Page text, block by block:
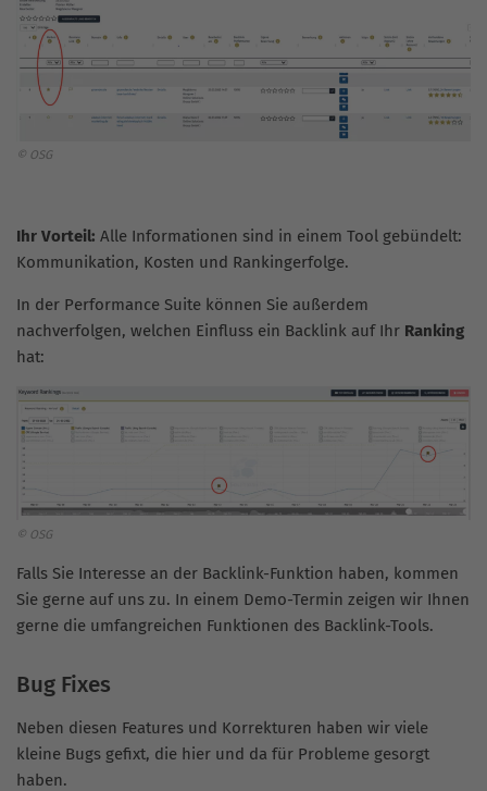
© OSG
Ihr Vorteil: Alle Informationen sind in einem Tool gebündelt:
Kommunikation, Kosten und Rankingerfolge.
In der Performance Suite können Sie außerdem
nachverfolgen, welchen Einfluss ein Backlink auf Ihr Ranking
hat:
© OSG
Falls Sie Interesse an der Backlink-Funktion haben, kommen
Sie gerne auf uns zu. In einem Demo-Termin zeigen wir Ihnen
gerne die umfangreichen Funktionen des Backlink-Tools.
Bug Fixes
Neben diesen Features und Korrekturen haben wir viele
kleine Bugs gefixt, die hier und da für Probleme gesorgt
haben.